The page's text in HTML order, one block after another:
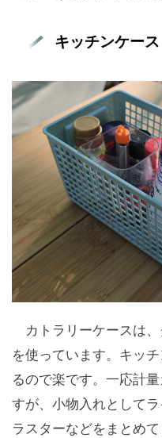
キッチンケース
カトラリーケースは
を使っています。キッ
るので楽です。一応計
すが、小物入れとして
ラスターなどをまとめ